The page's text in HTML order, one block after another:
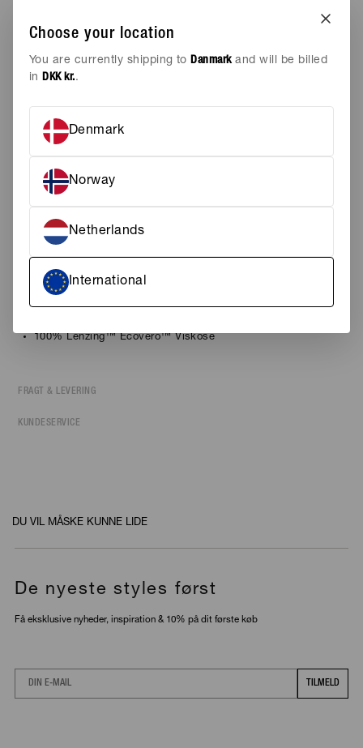
Choose your location
You are currently shipping toDanmarkand will be billed
inDKK kr..
Denmark
Norway
Netherlands
International
SKJORTER
Let og luftig viskosesskjorte
med broderede detaljer og korte
ærmer.
L
TILFØJ TIL KURV
Tilføj til ønskeskyen
PASFORM
REGULAR
100% Lenzing ™ Ecovero™ Viskose
FRAGT & LEVERING
KUNDESERVICE
DU VIL MÅSKE KUNNE LIDE
De nyeste styles først
Få eksklusive nyheder, inspiration & 10% på dit første køb
Email
TILMELD